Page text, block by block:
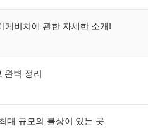
케비치에 관한 자세한 소개!
완벽 정리
대 규모의 불상이 있는 곳